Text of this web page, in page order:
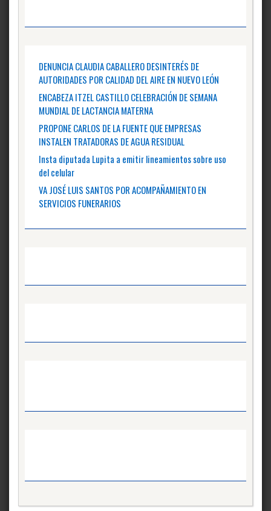
DENUNCIA CLAUDIA CABALLERO DESINTERÉS DE
AUTORIDADES POR CALIDAD DEL AIRE EN NUEVO LEÓN
ENCABEZA ITZEL CASTILLO CELEBRACIÓN DE SEMANA
MUNDIAL DE LACTANCIA MATERNA
PROPONE CARLOS DE LA FUENTE QUE EMPRESAS
INSTALEN TRATADORAS DE AGUA RESIDUAL
Insta diputada Lupita a emitir lineamientos sobre uso
del celular
VA JOSÉ LUIS SANTOS POR ACOMPAÑAMIENTO EN
SERVICIOS FUNERARIOS